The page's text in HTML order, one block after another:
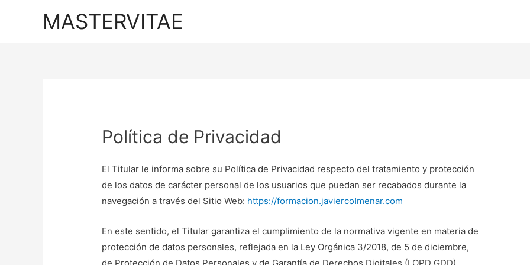
MASTERVITAE
Política de Privacidad
El Titular le informa sobre su Política de Privacidad respecto del tratamiento y protección
de los datos de carácter personal de los usuarios que puedan ser recabados durante la
navegación a través del Sitio Web: https://formacion.javiercolmenar.com
En este sentido, el Titular garantiza el cumplimiento de la normativa vigente en materia de
protección de datos personales, reflejada en la Ley Orgánica 3/2018, de 5 de diciembre,
de Protección de Datos Personales y de Garantía de Derechos Digitales (LOPD GDD).